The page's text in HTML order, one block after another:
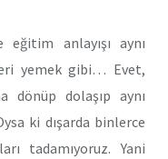
anlayışı aynı
yemek gibi… Evet,
dönüp dolaşıp aynı
ki dışarda binlerce
tadamıyoruz. Yani